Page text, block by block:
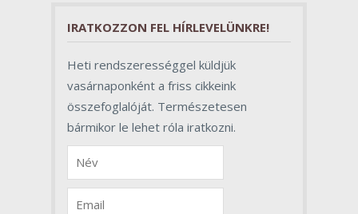
IRATKOZZON FEL HÍRLEVELÜNKRE!
Heti rendszerességgel küldjük
vasárnaponként a friss cikkeink
összefoglalóját. Természetesen
bármikor le lehet róla iratkozni.